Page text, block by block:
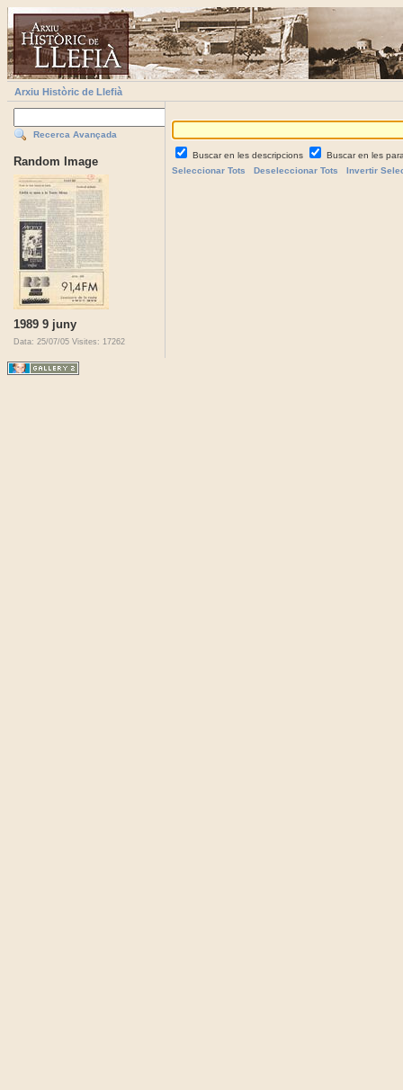
Arxiu Històric de Llefià
Recerca Avançada
Random Image
1989 9 juny
Data: 25/07/05 Visites: 17262
Buscar en les descripcions
Buscar en les
Seleccionar Tots
Deseleccionar Tots Invertir